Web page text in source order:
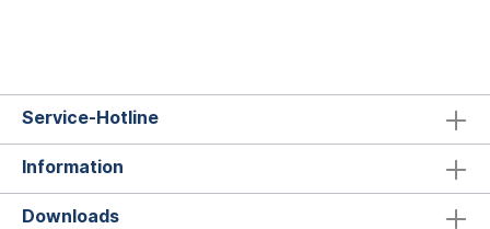
Service-Hotline
Information
Downloads